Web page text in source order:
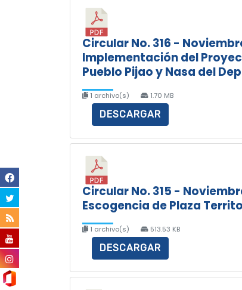
Circular No. 316 -
Implementación del
Pueblo Pijao y Nasa del
1 archivo(s) 1.70 MB
DESCARGAR
Circular No. 315 -
Escogencia de Plaza
1 archivo(s) 513.53 KB
DESCARGAR